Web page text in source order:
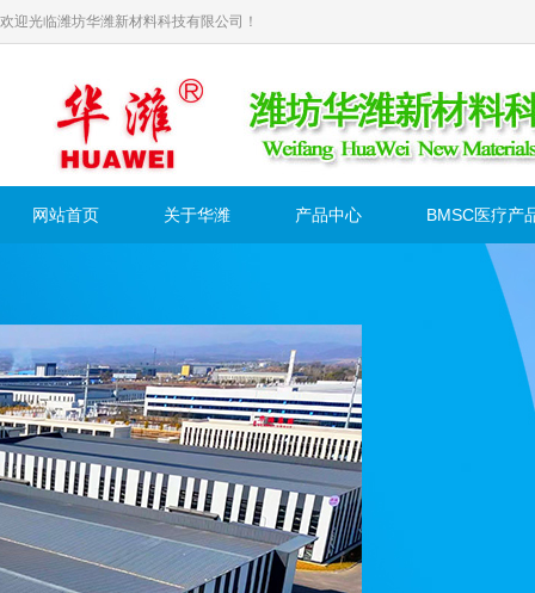
欢迎光临潍坊华潍新材料科技有限公司！
网站首页 关于华潍 产品中心 BMSC医疗产